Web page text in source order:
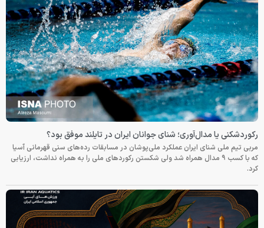
رکوردشکنی یا مدال‌آوری؛ شنای جوانان ایران در تایلند موفق بود؟
مربی تیم ملی شنای ایران عملکرد ملی‌پوشان در مسابقات رده‌های سنی قهرمانی آسیا
که با کسب ۹ مدال همراه شد ولی شکستن رکوردهای ملی را به همراه نداشت، ارزیابی
کرد.